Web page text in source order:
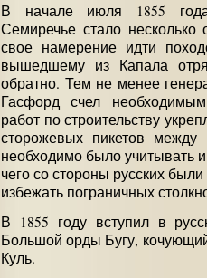
В начале июля 1855
Семиречье стало несколько
свое намерение идти
вышедшему из Капала
обратно. Тем не менее
Гасфорд счел
работ по строительству
сторожевых пикетов
необходимо было учитывать
чего со стороны русских
избежать пограничных
В 1855 году вступил в
Большой орды Бугу,
Куль.